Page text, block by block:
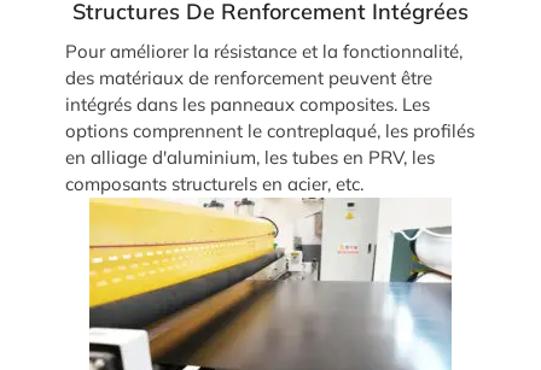
Structures De Renforcement Intégrées
Pour améliorer la résistance et la fonctionnalité,
des matériaux de renforcement peuvent être
intégrés dans les panneaux composites. Les
options comprennent le contreplaqué, les profilés
en alliage d'aluminium, les tubes en PRV, les
composants structurels en acier, etc.